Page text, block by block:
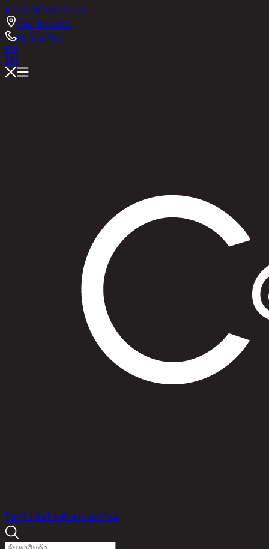
RINA HEYASHLEY
Chic Republic
02-514-7111
EN
TH
โปรโมชันไอเดียตกแต่งบ้าน